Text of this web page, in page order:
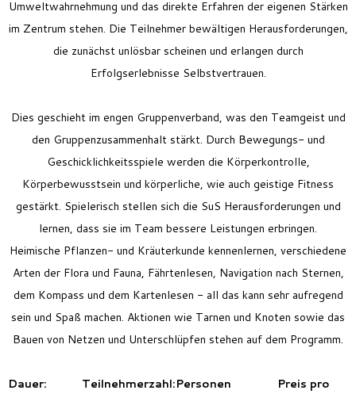
Umweltwahrnehmung und das direkte Erfahren der eigenen Stärken
im Zentrum stehen. Die Teilnehmer bewältigen Herausforderungen,
die zunächst unlösbar scheinen und erlangen durch
Erfolgserlebnisse Selbstvertrauen.
Dies geschieht im engen Gruppenverband, was den Teamgeist und
den Gruppenzusammenhalt stärkt. Durch Bewegungs- und
Geschicklichkeitsspiele werden die Körperkontrolle,
Körperbewusstsein und körperliche, wie auch geistige Fitness
gestärkt. Spielerisch stellen sich die SuS Herausforderungen und
lernen, dass sie im Team bessere Leistungen erbringen.
Heimische Pflanzen- und Kräuterkunde kennenlernen, verschiedene
Arten der Flora und Fauna, Fährtenlesen, Navigation nach Sternen,
dem Kompass und dem Kartenlesen - all das kann sehr aufregend
sein und Spaß machen. Aktionen wie Tarnen und Knoten sowie das
Bauen von Netzen und Unterschlüpfen stehen auf dem Programm.
Dauer: Teilnehmerzahl:Personen
Preis pro